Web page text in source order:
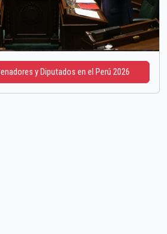
y Diputados en el Perú 2026